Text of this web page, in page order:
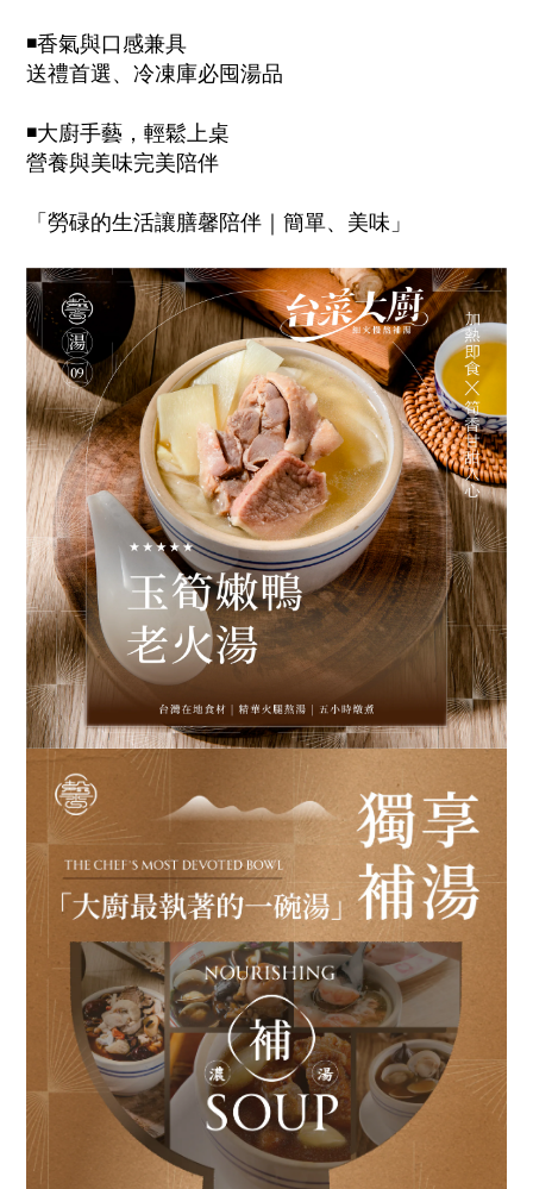
◾香氣與口感兼具
送禮首選、冷凍庫必囤湯品
◾大廚手藝，輕鬆上桌
營養與美味完美陪伴
「勞碌的生活讓膳馨陪伴｜簡單、美味」